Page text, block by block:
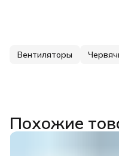
Вентиляторы
Похожие